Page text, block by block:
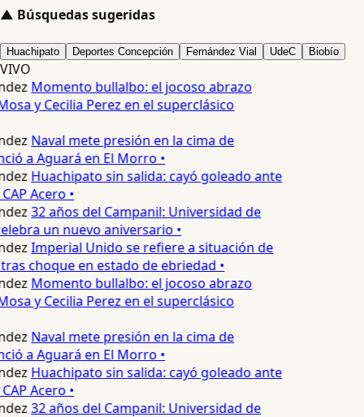
▲ Búsquedas sugeridas
Huachipato Deportes Concepción Fernández Vial UdeC Biobío
VIVO
Momento bullalbo: el jocoso abrazo
y Cecilia Perez en el superclásico
Naval mete presión en la cima de
a Aguará en El Morro •
Huachipato sin salida: cayó goleado ante
Acero •
32 años del Campanil: Universidad de
un nuevo aniversario •
Imperial Unido se refiere a situación de
choque en estado de ebriedad •
Momento bullalbo: el jocoso abrazo
y Cecilia Perez en el superclásico
Naval mete presión en la cima de
a Aguará en El Morro •
Huachipato sin salida: cayó goleado ante
Acero •
32 años del Campanil: Universidad de